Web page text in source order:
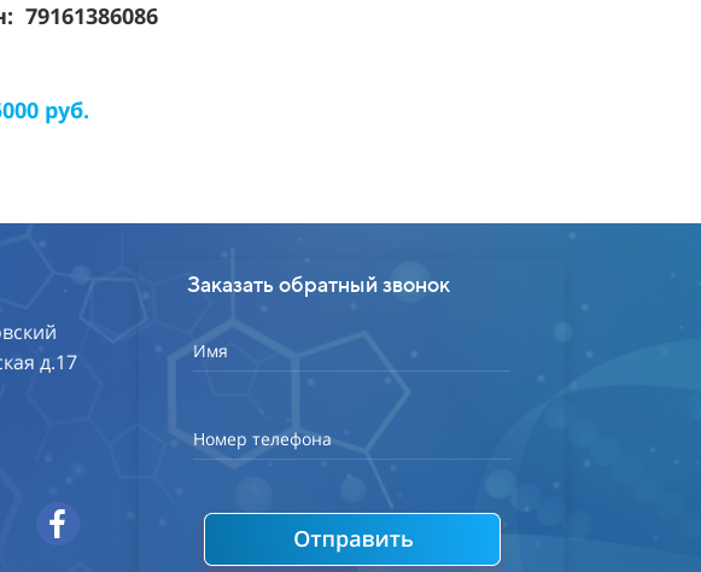
79161386086
руб.
д.17
Заказать обратный звонок
Имя
Номер телефона